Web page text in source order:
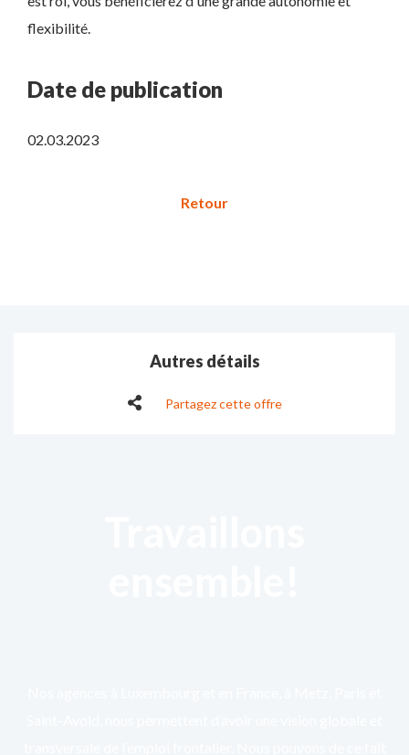
flexibilité.
Date de publication
02.03.2023
Autres détails
Partagez cette offre